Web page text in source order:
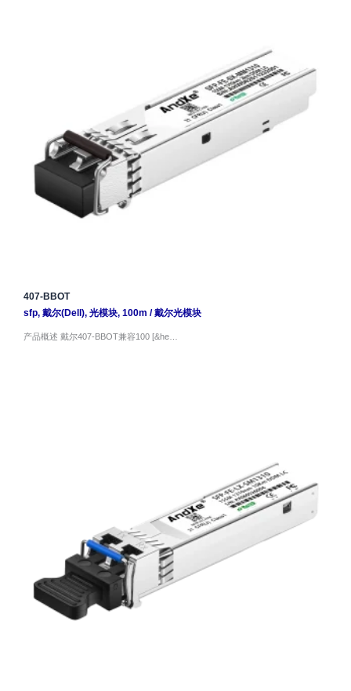
407-BBOT
sfp, 戴尔(Dell), 光模块, 100m /戴尔光模块
产品概述 戴尔407-BBOT兼容100 [&he…